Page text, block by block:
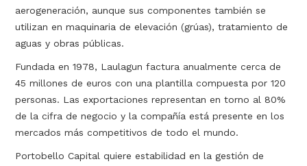
aerogeneración, aunque sus componentes también se
utilizan en maquinaria de elevación (grúas), tratamiento de
aguas y obras públicas.
Fundada en 1978, Laulagun factura anualmente cerca de
45 millones de euros con una plantilla compuesta por 120
personas. Las exportaciones representan en torno al 80%
de la cifra de negocio y la compañía está presente en los
mercados más competitivos de todo el mundo.
Portobello Capital quiere estabilidad en la gestión de